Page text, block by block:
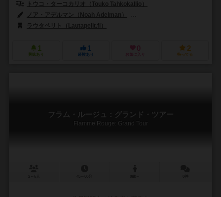
トウコ・ターコカリオ（Touko Tahkokallio）
ノア・アデルマン（Noah Adelman）
ラウタペリト（Lautapelit.fi）
1
興味あり
1
経験あり
0
お気に入り
2
持ってる
フラム・ルージュ：グランド・ツアー
Flamme Rouge: Grand Tour